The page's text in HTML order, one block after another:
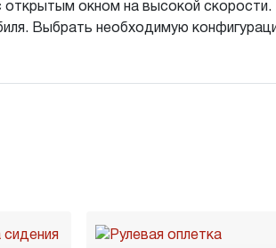
окном на высокой
Выбрать необходимую